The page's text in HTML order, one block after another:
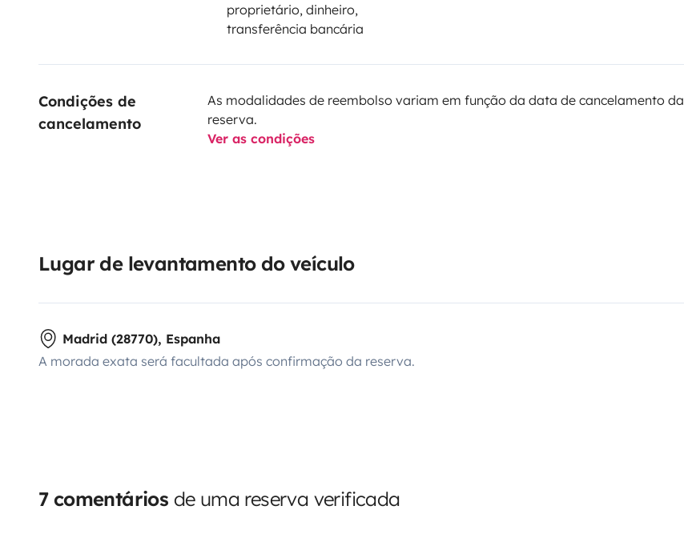
proprietário, dinheiro,
transferência bancária
Condições de
cancelamento
As modalidades de reembolso variam em função da data de cancelamento da
reserva.
Ver as condições
Lugar de levantamento do veículo
Madrid (28770), Espanha
A morada exata será facultada após confirmação da reserva.
7 comentários de uma reserva verificada